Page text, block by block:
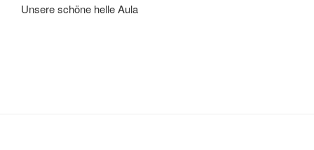
Unsere schöne helle Aula